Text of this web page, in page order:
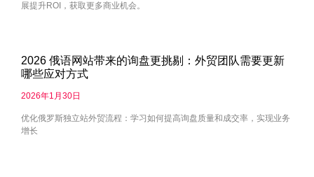
展提升ROI，获取更多商业机会。
2026 俄语网站带来的询盘更挑剔：外贸团队需要更新
哪些应对方式
2026年1月30日
优化俄罗斯独立站外贸流程：学习如何提高询盘质量和成交率，实现业务
增长